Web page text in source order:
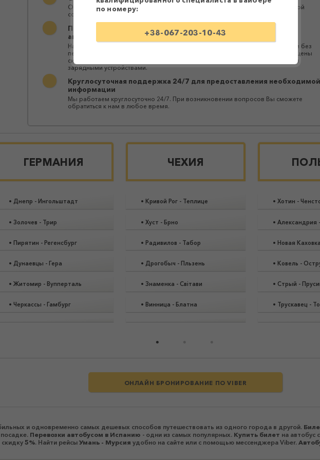
Оплатить билет можно водителю при посадке в автобус или за персональной
ссылкой в ​​Приват24.
Перевозки осуществляются большими комфортабельными
автобусами
Наши партнеры предоставляют качественные и надежные услуги перевозки без
пересадок или с быстрой заменой автобуса без ожидания. Автобусы оснащены
системами кондиционирования, аудио- и видеотехникой, Wi-Fi роутерами и
зарядными устройствами.
Круглосуточная поддержка 24/7 для предоставления необходимой
информации
Мы работаем круглосуточно 24/7. При возникновении вопросов Вы сможете
обратиться к нам в любое время.
ГЕРМАНИЯ
• Днепр - Ингольштадт
• Золочев - Трир
• Пирятин - Регенсбург
• Дунаевцы - Гера
• Житомир - Вупперталь
• Черкассы - Гамбург
ЧЕХИЯ
• Кривой Рог - Теплице
• Хуст - Брно
• Радивилов - Табор
• Дрогобыч - Пльзень
• Знаменка - Світави
• Винница - Блатна
• Хотин -
• Александрия -
• Новая Каховка
• Ковель -
• Стрый -
• Трускавец -
ОНЛАЙН БРОНИРОВАНИЕ ПО VIBER
и одновременно самых дешевых способов путешествовать из одного города в другой.
Перевозки автобусом в Испанию - одни из самых популярных. Купить билет на автобус
5%. Найти рейсы Умань - Мурсия удобно на сайте или с помощью мессенджера Viber.
по номеру:
+38-067-203-10-43